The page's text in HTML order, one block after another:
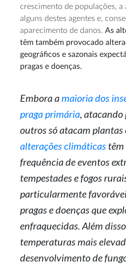
crescimento de populações, a
alguns destes agentes e,
aparecimento de danos. As
têm também provocado
geográficos e sazonais
pragas e doenças.
Embora amaioria dos
praga primária, atacando
outros só atacam plantas
alterações climáticas
frequência de eventos
tempestades e fogos
particularmente
pragas e doenças que
enfraquecidas. Além
temperaturas mais
desenvolvimento de